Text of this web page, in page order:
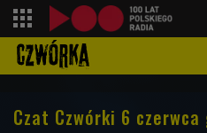
Czat Czwórki 6 czerwca